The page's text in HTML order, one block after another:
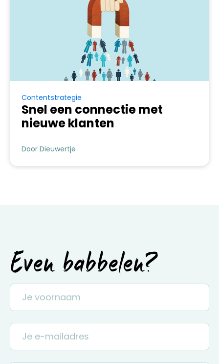
Contentstrategie
Snel een connectie met
nieuwe klanten
Door Dieuwertje
Even babbelen?